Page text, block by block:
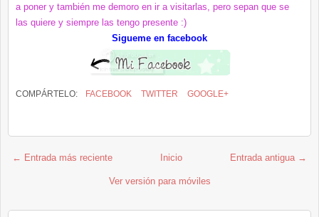
a poner y también me demoro en ir a visitarlas, pero sepan que se
las quiere y siempre las tengo presente :)
Sigueme en facebook
COMPÁRTELO: FACEBOOK TWITTER GOOGLE+
← Entrada más reciente Entrada antigua →
Inicio
Ver versión para móviles